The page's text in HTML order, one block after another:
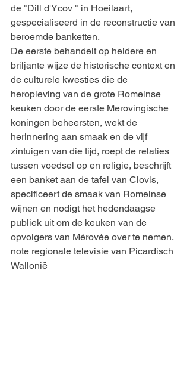
de "Dill d'Ycov " in Hoeilaart,
gespecialiseerd in de reconstructie van
beroemde banketten.
De eerste behandelt op heldere en
briljante wijze de historische context en
de culturele kwesties die de
heropleving van de grote Romeinse
keuken door de eerste Merovingische
koningen beheersten, wekt de
herinnering aan smaak en de vijf
zintuigen van die tijd, roept de relaties
tussen voedsel op en religie, beschrijft
een banket aan de tafel van Clovis,
specificeert de smaak van Romeinse
wijnen en nodigt het hedendaagse
publiek uit om de keuken van de
opvolgers van Mérovée over te nemen.
note regionale televisie van Picardisch
Wallonië